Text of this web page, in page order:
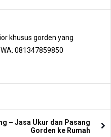
khusus gorden yang
081347859850
– Jasa Ukur dan Pasang
Gorden ke Rumah